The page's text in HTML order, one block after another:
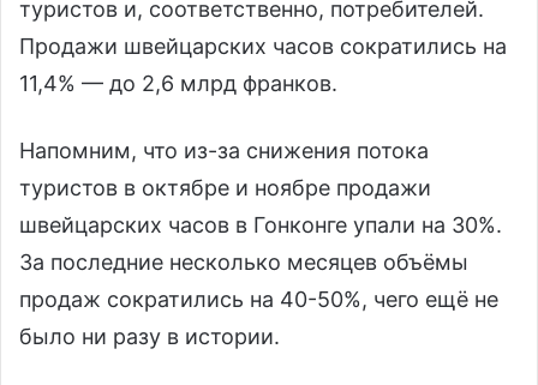
туристов и, соответственно, потребителей.
Продажи швейцарских часов сократились на
11,4% — до 2,6 млрд франков.
Напомним, что из-за снижения потока
туристов в октябре и ноябре продажи
швейцарских часов в Гонконге упали на 30%.
За последние несколько месяцев объёмы
продаж сократились на 40-50%, чего ещё не
было ни разу в истории.